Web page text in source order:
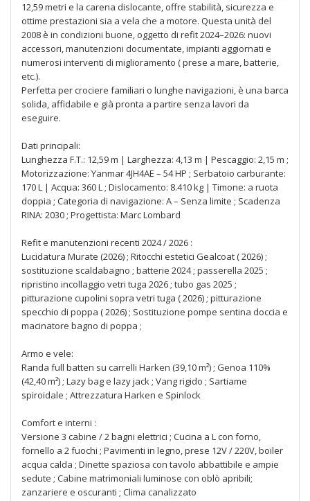
12,59 metri e la carena dislocante, offre stabilità, sicurezza e
ottime prestazioni sia a vela che a motore. Questa unità del
2008 è in condizioni buone, oggetto di refit 2024–2026: nuovi
accessori, manutenzioni documentate, impianti aggiornati e
numerosi interventi di miglioramento ( prese a mare, batterie,
etc.).
Perfetta per crociere familiari o lunghe navigazioni, è una barca
solida, affidabile e già pronta a partire senza lavori da
eseguire.
Dati principali:
Lunghezza F.T.: 12,59 m | Larghezza: 4,13 m | Pescaggio: 2,15 m ;
Motorizzazione: Yanmar 4JH4AE – 54 HP ; Serbatoio carburante:
170 L | Acqua: 360 L ; Dislocamento: 8.410 kg | Timone: a ruota
doppia ; Categoria di navigazione: A – Senza limite ; Scadenza
RINA: 2030 ; Progettista: Marc Lombard
Refit e manutenzioni recenti 2024 / 2026 :
Lucidatura Murate (2026) ; Ritocchi estetici Gealcoat ( 2026) ;
sostituzione scaldabagno ; batterie 2024 ; passerella 2025 ;
ripristino incollaggio vetri tuga 2026 ; tubo gas 2025 ;
pitturazione cupolini sopra vetri tuga ( 2026) ; pitturazione
specchio di poppa ( 2026) ; Sostituzione pompe sentina doccia e
macinatore bagno di poppa ;
Armo e vele:
Randa full batten su carrelli Harken (39,10 m²) ; Genoa 110%
(42,40 m²) ; Lazy bag e lazy jack ; Vang rigido ; Sartiame
spiroidale ; Attrezzatura Harken e Spinlock
Comfort e interni :
Versione 3 cabine / 2 bagni elettrici ; Cucina a L con forno,
fornello a 2 fuochi ; Pavimenti in legno, prese 12V / 220V, boiler
acqua calda ; Dinette spaziosa con tavolo abbattibile e ampie
sedute ; Cabine matrimoniali luminose con oblò apribili;
zanzariere e oscuranti ; Clima canalizzato